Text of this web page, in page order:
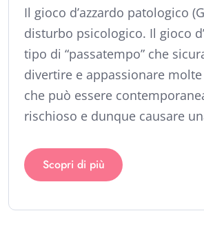
Il gioco d’azzardo patologico
disturbo psicologico. Il gioco
tipo di “passatempo” che
divertire e appassionare
che può essere
rischioso e dunque causare
Scopri di più